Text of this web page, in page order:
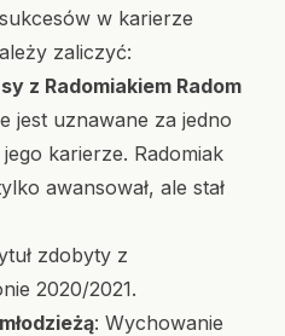
w karierze
zaliczyć:
z Radomiakiem Radom
jest uznawane za jedno
karierze. Radomiak
awansował, ale stał
zdobyty z
2020/2021.
: Wychowanie